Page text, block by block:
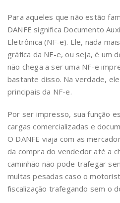
Para aqueles que não estão
DANFE significa Documento
Eletrônica (NF-e). Ele, nada
gráfica da NF-e, ou seja, é um
não chega a ser uma NF-e
bastante disso. Na verdade,
principais da NF-e.
Por ser impresso, sua função
cargas comercializadas e
O DANFE viaja com as
da compra do vendedor até a
caminhão não pode trafegar
multas pesadas caso o
fiscalização trafegando sem o